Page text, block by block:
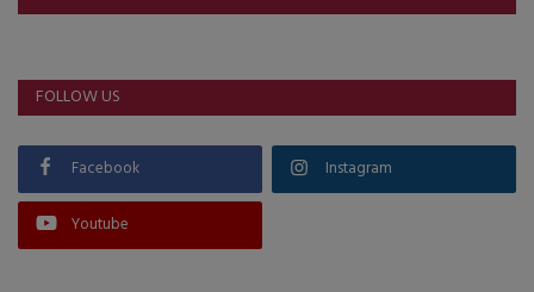
FOLLOW US
Facebook Instagram
Youtube